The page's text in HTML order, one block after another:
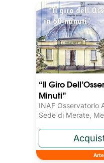
“Il Giro
Minuti”
INAF Osservatorio
Sede di Merate,